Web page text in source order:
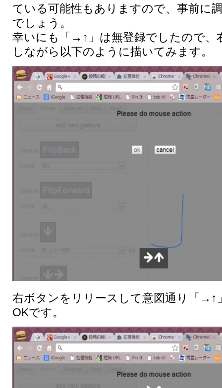
ている可能性もありますので、事前に
でしょう。
幸いにも「→↑」は無登録でしたので、
しながら以下のように描いてみます。
右ボタンをリリースして意図通り「→↑
OKです。